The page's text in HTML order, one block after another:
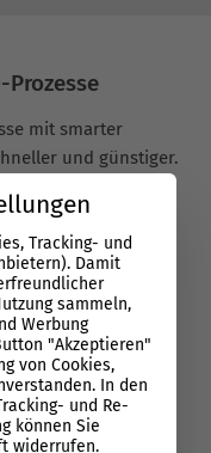
mit smarter
und günstiger.
Checks und ein
readymacht.
Output.
To-dos.
Daten.
Tracking- und
Damit
sammeln,
Werbung
"Akzeptieren"
von Cookies,
In den
und Re-
können Sie
widerrufen.